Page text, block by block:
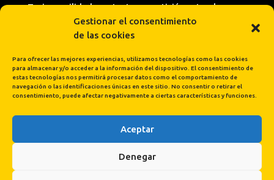
Gestionar el consentimiento
de las cookies
Para ofrecer las mejores experiencias, utilizamos tecnologías como las cookies
para almacenar y/o acceder a la información del dispositivo. El consentimiento de
estas tecnologías nos permitirá procesar datos como el comportamiento de
navegación o las identificaciones únicas en este sitio. No consentir o retirar el
consentimiento, puede afectar negativamente a ciertas características y funciones.
Aceptar
Denegar
Cargar más... Síguenos en Instagram